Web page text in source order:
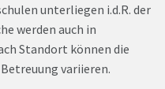
unterliegen i.d.R. der
werden auch in
Standort können die
variieren.